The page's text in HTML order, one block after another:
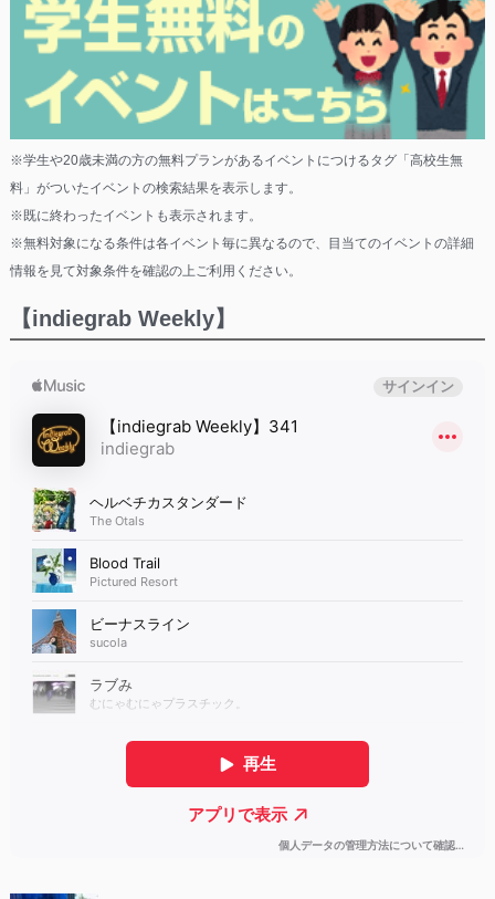
※学生や20歳未満の方の無料プランがあるイベントにつけるタグ「高校生無
料」がついたイベントの検索結果を表示します。
※既に終わったイベントも表示されます。
※無料対象になる条件は各イベント毎に異なるので、目当てのイベントの詳細
情報を見て対象条件を確認の上ご利用ください。
【indiegrab Weekly】